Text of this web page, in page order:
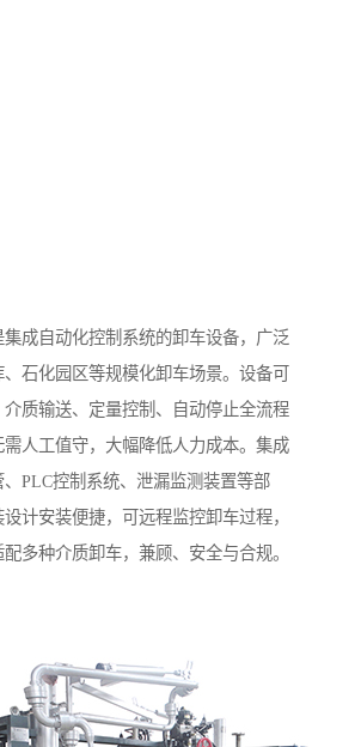
成自动化控制系统的卸车设备，广泛
石化园区等规模化卸车场景。设备可
介质输送、定量控制、自动停止全流程
需人工值守，大幅降低人力成本。集成
、PLC控制系统、泄漏监测装置等部
计安装便捷，可远程监控卸车过程，
多种介质卸车，兼顾、安全与合规。